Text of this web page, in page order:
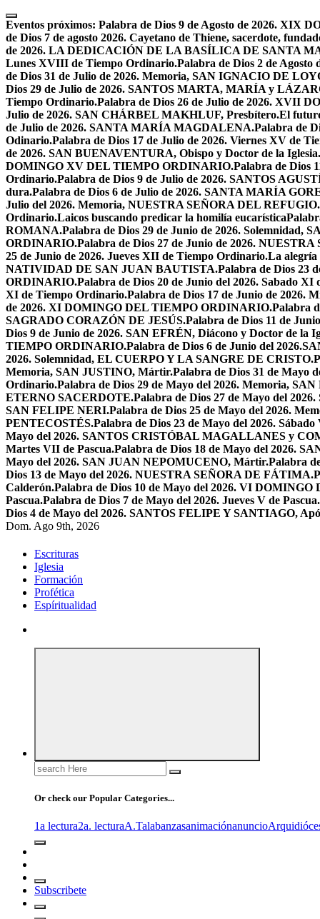
Skip
to
content
Eventos próximos: Palabra de Dios 9 de Agosto de 2026. XIX
de Dios 7 de agosto 2026. Cayetano de Thiene, sacerdote,
de 2026. LA DEDICACIÓN DE LA BASÍLICA DE SANTA
Lunes XVIII de Tiempo Ordinario.Palabra de Dios 2 de
de Dios 31 de Julio de 2026. Memoria, SAN IGNACIO DE
Dios 29 de Julio de 2026. SANTOS MARTA, MARÍA y
Tiempo Ordinario.Palabra de Dios 26 de Julio de 2026. XVII
Julio de 2026. SAN CHÁRBEL MAKHLUF, Presbítero.El
de Julio de 2026. SANTA MARÍA MAGDALENA.Palabra de
Odinario.Palabra de Dios 17 de Julio de 2026. Viernes XV de
de 2026. SAN BUENAVENTURA, Obispo y Doctor de la Iglesia.
DOMINGO XV DEL TIEMPO ORDINARIO.Palabra de Dios
Ordinario.Palabra de Dios 9 de Julio de 2026. SANTOS
dura.Palabra de Dios 6 de Julio de 2026. SANTA MARÍA
Julio del 2026. Memoria, NUESTRA SEÑORA DEL REFUGIO.
Ordinario.Laicos buscando predicar la homilía eucarística
ROMANA.Palabra de Dios 29 de Junio de 2026. Solemnidad,
ORDINARIO.Palabra de Dios 27 de Junio de 2026.
25 de Junio de 2026. Jueves XII de Tiempo Ordinario.La alegría
NATIVIDAD DE SAN JUAN BAUTISTA.Palabra de Dios 23
ORDINARIO.Palabra de Dios 20 de Junio del 2026. Sabado
XI de Tiempo Ordinario.Palabra de Dios 17 de Junio de 2026.
de 2026. XI DOMINGO DEL TIEMPO ORDINARIO.Palabra
SAGRADO CORAZÓN DE JESÚS.Palabra de Dios 11 de
Dios 9 de Junio de 2026. SAN EFRÉN, Diácono y Doctor de la
TIEMPO ORDINARIO.Palabra de Dios 6 de Junio del
2026. Solemnidad, EL CUERPO Y LA SANGRE DE CRISTO.
Memoria, SAN JUSTINO, Mártir.Palabra de Dios 31 de
Ordinario.Palabra de Dios 29 de Mayo del 2026. Memoria,
ETERNO SACERDOTE.Palabra de Dios 27 de Mayo del
SAN FELIPE NERI.Palabra de Dios 25 de Mayo del 2026.
PENTECOSTÉS.Palabra de Dios 23 de Mayo del 2026.
Mayo del 2026. SANTOS CRISTÓBAL MAGALLANES y
Martes VII de Pascua.Palabra de Dios 18 de Mayo del 2026.
Mayo del 2026. SAN JUAN NEPOMUCENO, Mártir.Palabra
Dios 13 de Mayo del 2026. NUESTRA SEÑORA DE FÁTIMA.
Calderón.Palabra de Dios 10 de Mayo del 2026. VI DOMINGO
Pascua.Palabra de Dios 7 de Mayo del 2026. Jueves V de Pascua.
Dios 4 de Mayo del 2026. SANTOS FELIPE Y SANTIAGO,
Dom. Ago 9th, 2026
Escrituras
Iglesia
Formación
Profética
Espíritualidad
Search
for:
Or check our Popular Categories...
1a lectura2a. lecturaA.Talabanzasanimaciónanuncio
Subscribete